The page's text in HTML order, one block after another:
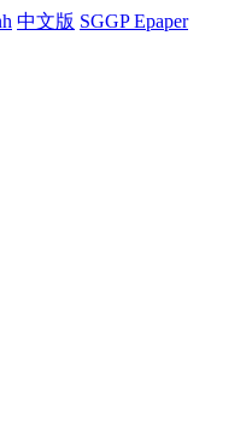
中文版 SGGP Epaper